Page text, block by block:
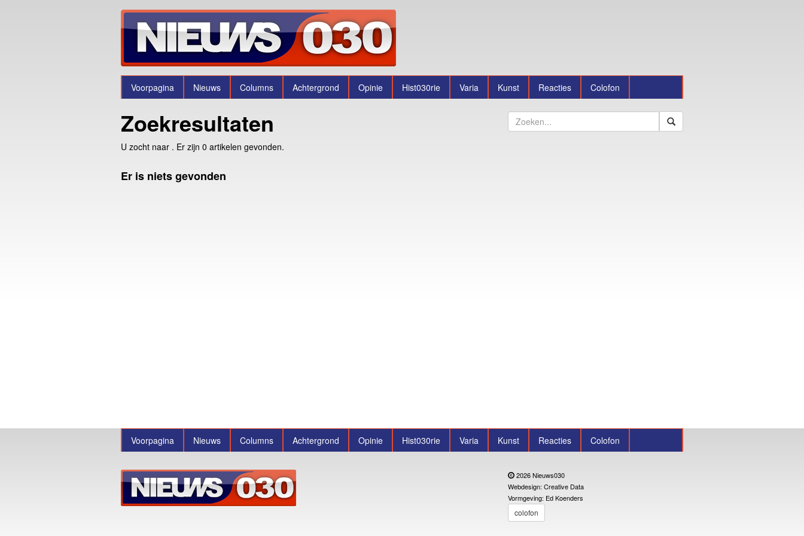
Voorpagina Nieuws Columns Achtergrond Opinie Hist030rie Varia Kunst Reacties Colofon
Zoekresultaten
U zocht naar . Er zijn 0 artikelen gevonden.
Er is niets gevonden
Voorpagina Nieuws Columns Achtergrond Opinie Hist030rie Varia Kunst Reacties Colofon
2026 Nieuws030
Webdesign: Creative Data
Vormgeving: Ed Koenders
colofon